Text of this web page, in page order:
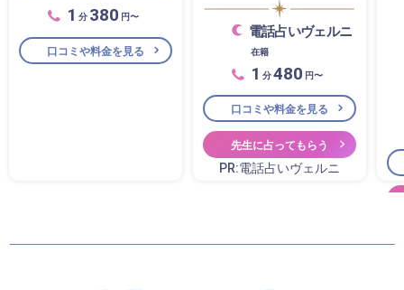
1 分 380 円〜
口コミや料金を見る
電話占いヴェルニ
在籍
1 分480 円〜
口コミや料金を見る
先生に占ってもらう
PR:電話占いヴェルニ